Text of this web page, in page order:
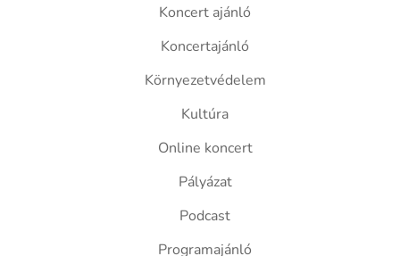
Koncert ajánló
Koncertajánló
Környezetvédelem
Kultúra
Online koncert
Pályázat
Podcast
Programajánló